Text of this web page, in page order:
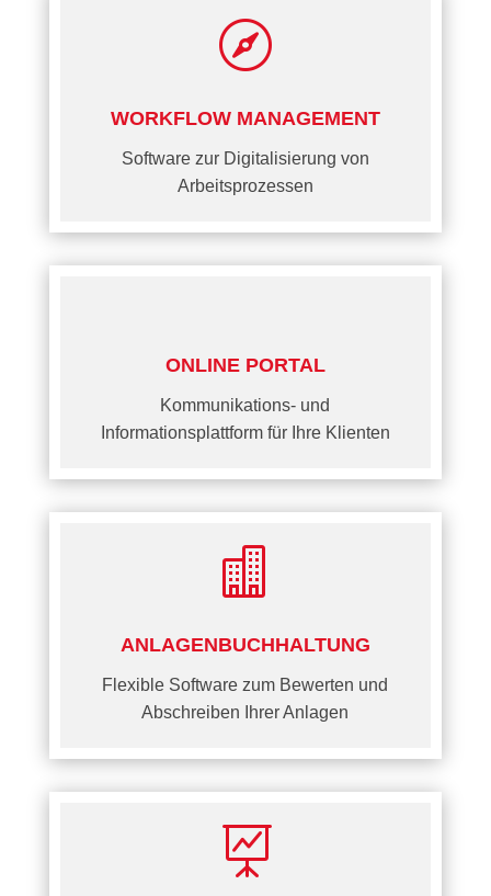

WORKFLOW MANAGEMENT
Software zur Digitalisierung von
Arbeitsprozessen
ONLINE PORTAL
Kommunikations- und
Informationsplattform für Ihre Klienten

ANLAGENBUCHHALTUNG
Flexible Software zum Bewerten und
Abschreiben Ihrer Anlagen
